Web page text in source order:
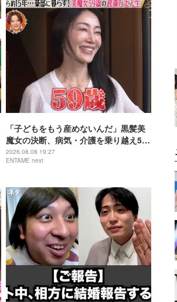
「子どもをもう産めないんだ」黒髪美
魔女の決断、病気・介護を乗り越え56
歳で“おばあちゃん”に
2026.08.08 19:27
ENTAME next